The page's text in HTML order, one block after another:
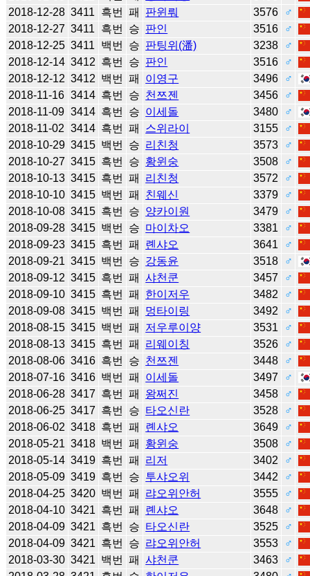
2018-12-28 3411 흑번 패 판윈뤄 3576
♂
2018-12-27 3411 흑번 승 판인 3516
♂
2018-12-25 3411 백번 승 판팅위(潘) 3238
♂
2018-12-14 3412 흑번 승 판인 3516
♂
2018-12-12 3412 백번 패 이영구 3496
♂
2018-11-16 3414 흑번 승 천쯔젠 3456
♂
2018-11-09 3414 흑번 승 이세돌 3480
♂
2018-11-02 3414 흑번 패 스위라이 3155
♂
2018-10-29 3415 백번 승 리친청 3573
♂
2018-10-27 3415 흑번 승 황윈숭 3508
♂
2018-10-13 3415 흑번 패 리친청 3572
♂
2018-10-10 3415 백번 패 친웨신 3379
♂
2018-10-08 3415 흑번 승 양카이원 3479
♂
2018-09-28 3415 백번 승 마이차오 3381
♂
2018-09-23 3415 흑번 패 롄샤오 3641
♂
2018-09-21 3415 백번 승 강동윤 3518
♂
2018-09-12 3415 흑번 패 샤천쿤 3457
♂
2018-09-10 3415 흑번 패 한이저우 3482
♂
2018-09-08 3415 백번 패 멍타이링 3492
♂
2018-08-15 3415 백번 패 저우루이양 3531
♂
2018-08-13 3415 흑번 패 리웨이칭 3526
♂
2018-08-06 3416 흑번 승 천쯔젠 3448
♂
2018-07-16 3416 백번 패 이세돌 3497
♂
2018-06-28 3417 흑번 패 왕쩌진 3458
♂
2018-06-25 3417 흑번 승 타오신란 3528
♂
2018-06-02 3418 흑번 패 롄샤오 3649
♂
2018-05-21 3418 백번 패 황윈숭 3508
♂
2018-05-14 3419 흑번 패 리저 3402
♂
2018-05-09 3419 흑번 승 투샤오위 3442
♂
2018-04-25 3420 백번 패 랴오위안허 3555
♂
2018-04-10 3421 흑번 패 롄샤오 3648
♂
2018-04-09 3421 흑번 승 타오신란 3525
♂
2018-04-09 3421 흑번 승 랴오위안허 3553
♂
2018-03-30 3421 백번 패 샤천쿤 3463
♂